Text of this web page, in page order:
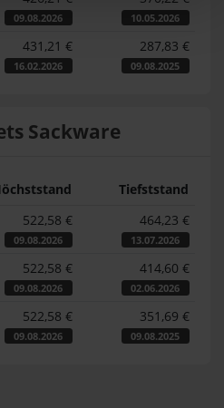
09.08.2026 10.05.2026
431,21 €
16.02.2026
287,83 €
09.08.2025
Sackware
Tiefststand
522,58 €
09.08.2026
464,23 €
13.07.2026
522,58 €
09.08.2026
414,60 €
02.06.2026
522,58 €
09.08.2026
351,69 €
09.08.2025